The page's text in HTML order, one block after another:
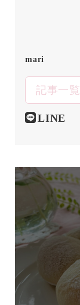
mari
記事一覧
LINE